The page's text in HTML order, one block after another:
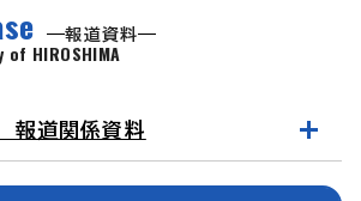
報道資料
of HIROSHIMA
道関係資料